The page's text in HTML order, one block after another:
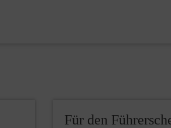
Für den